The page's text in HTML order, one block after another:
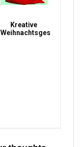
Kreative
Weihnachtsgeschenke